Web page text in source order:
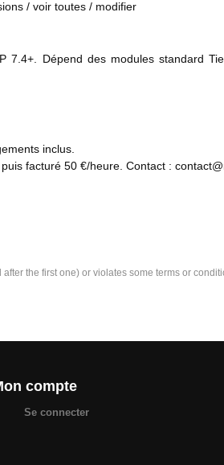
/ voir toutes / modifier
7.4+. Dépend des modules standard
inclus.
facturé 50 €/heure. Contact :
the first one) or violates some terms or
compte
Se connecter